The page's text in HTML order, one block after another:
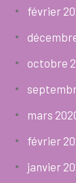
février
octobre
mars
février
janvier